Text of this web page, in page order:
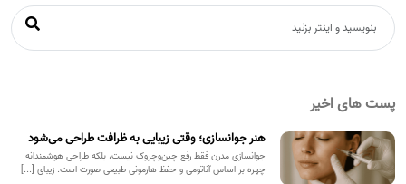
پست های اخیر
هنر جوانسازی؛ وقتی زیبایی به ظرافت طراحی می‌شود
جوانسازی مدرن فقط رفع چین‌وچروک نیست، بلکه طراحی هوشمندانه
چهره بر اساس آناتومی و حفظ هارمونی طبیعی صورت است. زیبای [...]